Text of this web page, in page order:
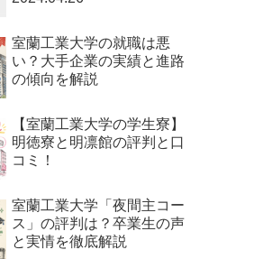
室蘭工業大学の就職は悪
い？大手企業の実績と進路
の傾向を解説
【室蘭工業大学の学生寮】
明徳寮と明凛館の評判と口
コミ！
室蘭工業大学「夜間主コー
ス」の評判は？卒業生の声
と実情を徹底解説